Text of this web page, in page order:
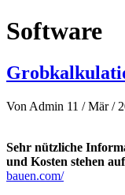
Software
Von Admin 11 / Mär /
Sehr nützliche
und Kosten stehen
bauen.com/